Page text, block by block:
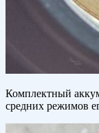
Комплектный
средних режимов